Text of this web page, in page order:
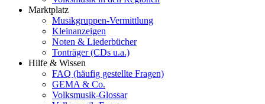
Marktplatz
Musikgruppen-Vermittlung
Kleinanzeigen
Noten & Liederbücher
Tonträger (CDs u.a.)
Hilfe & Wissen
FAQ (häufig gestellte Fragen)
GEMA & Co.
Volksmusik-Glossar